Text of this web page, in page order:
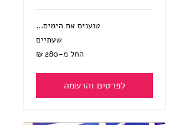
טוענים את הימים...
שעתיים
החל מ-‏280 ‏₪
לפרטים והרשמה